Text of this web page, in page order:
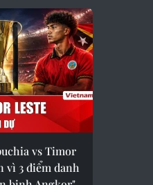
vs Timor
vì 3 điểm danh